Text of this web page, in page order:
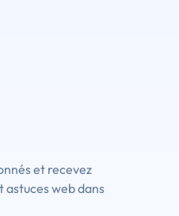
et recevez
astuces web dans